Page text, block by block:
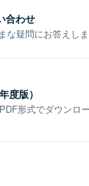
合わせ
疑問にお答えしま
度版）
形式でダウンロ